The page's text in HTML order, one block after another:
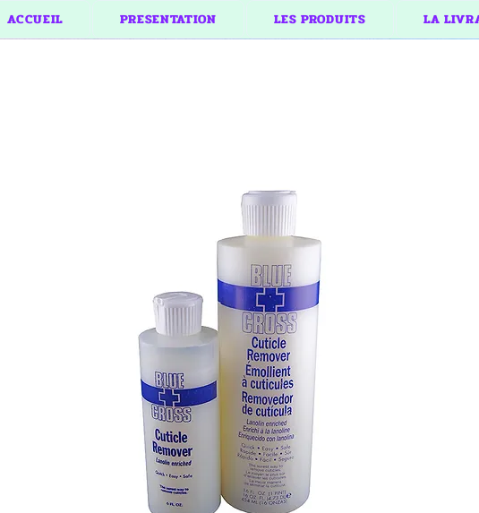
ACCUEIL PRESENTATION LES PRODUITS LA